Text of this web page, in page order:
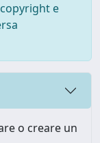
e
o creare un